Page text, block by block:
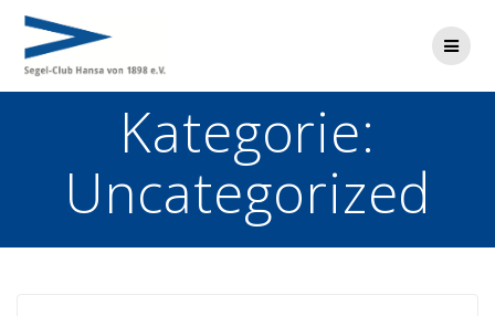
Kategorie:
Uncategorized